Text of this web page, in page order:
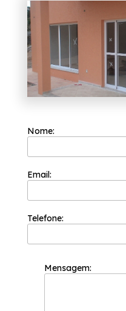
compro
com vidro
Com a sua
já é uma das
segmento de
sua organização
Esquadriflex
esquadrias e
serviços como
de Correr
contato para
Nome:
Email:
Telefone:
Mensagem: